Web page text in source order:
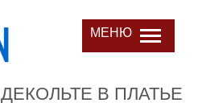
МЕНЮ
В ПЛАТЬЕ